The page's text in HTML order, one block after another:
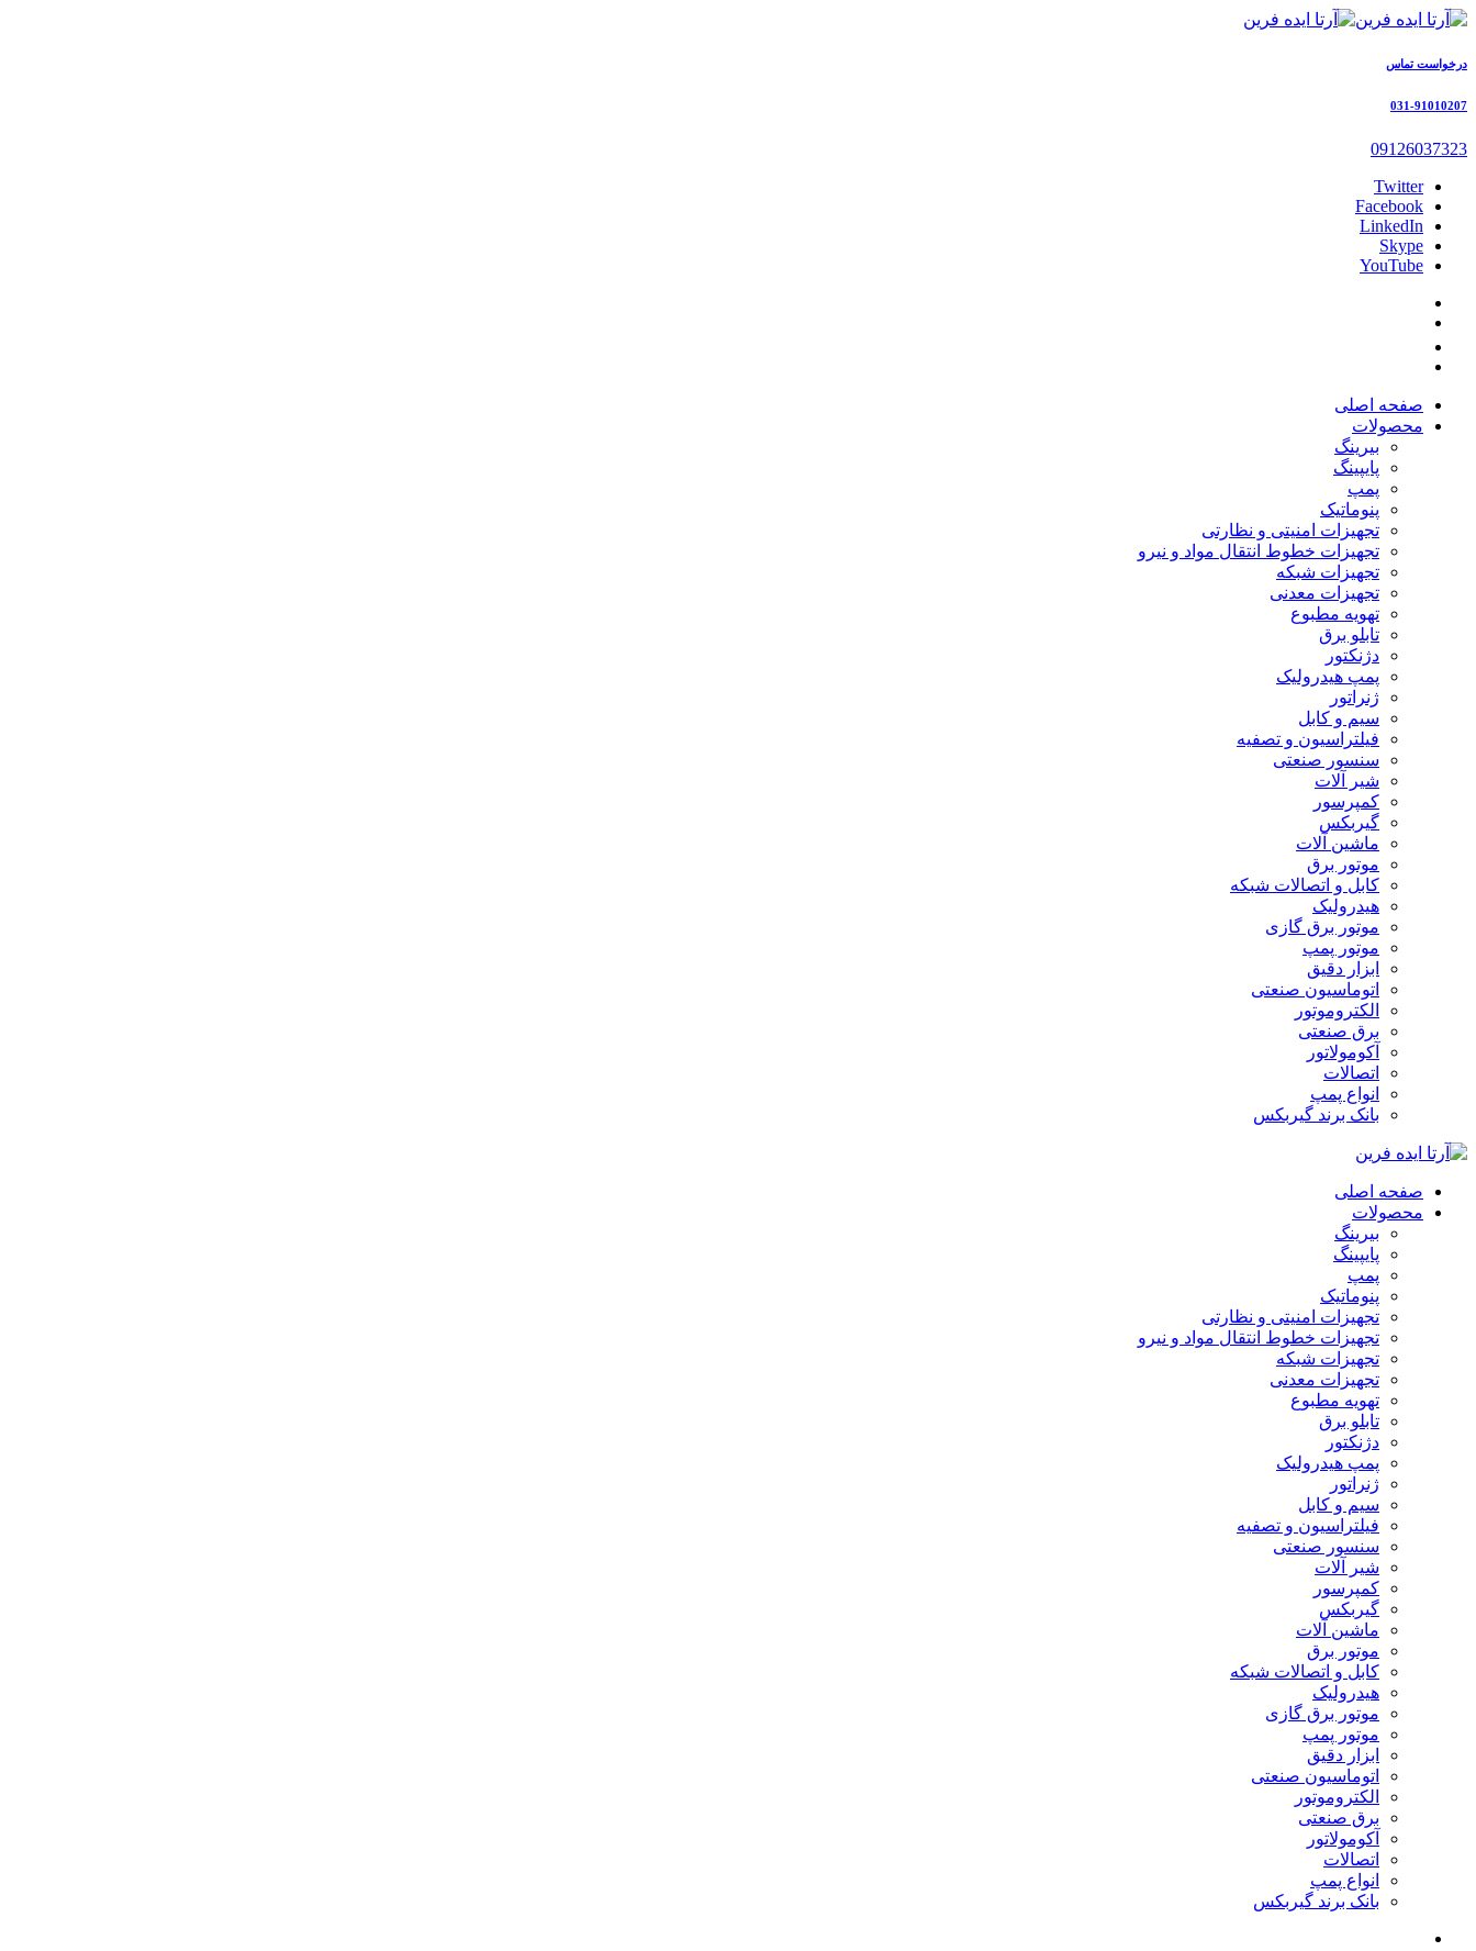
درخواست تماس
031-91010207
09126037323
Twitter
Facebook
LinkedIn
Skype
YouTube
صفحه اصلی
محصولات
بیرینگ
پایپینگ
پمپ
پنوماتیک
تجهیزات امنیتی و نظارتی
تجهیزات خطوط انتقال مواد و نیرو
تجهیزات شبکه
تجهیزات معدنی
تهویه مطبوع
تابلو برق
دژنکتور
پمپ هیدرولیک
ژنراتور
سیم و کابل
فیلتراسیون و تصفیه
سنسور صنعتی
شیر آلات
کمپرسور
گیربکس
ماشین آلات
موتور برق
کابل و اتصالات شبکه
هیدرولیک
موتور برق گازی
موتور پمپ
ابزار دقیق
اتوماسیون صنعتی
الکتروموتور
برق صنعتی
آکومولاتور
اتصالات
انواع پمپ
بانک برند گیربکس
صفحه اصلی
محصولات
بیرینگ
پایپینگ
پمپ
پنوماتیک
تجهیزات امنیتی و نظارتی
تجهیزات خطوط انتقال مواد و نیرو
تجهیزات شبکه
تجهیزات معدنی
تهویه مطبوع
تابلو برق
دژنکتور
پمپ هیدرولیک
ژنراتور
سیم و کابل
فیلتراسیون و تصفیه
سنسور صنعتی
شیر آلات
کمپرسور
گیربکس
ماشین آلات
موتور برق
کابل و اتصالات شبکه
هیدرولیک
موتور برق گازی
موتور پمپ
ابزار دقیق
اتوماسیون صنعتی
الکتروموتور
برق صنعتی
آکومولاتور
اتصالات
انواع پمپ
بانک برند گیربکس